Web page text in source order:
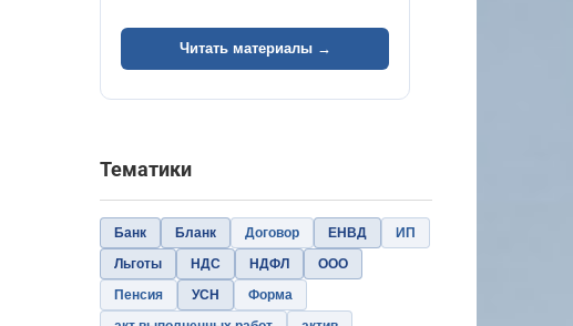
Читать материалы →
Тематики
Банк Бланк Договор ЕНВД
ИП
Льготы
НДС НДФЛ
ООО
Пенсия
УСН
Форма